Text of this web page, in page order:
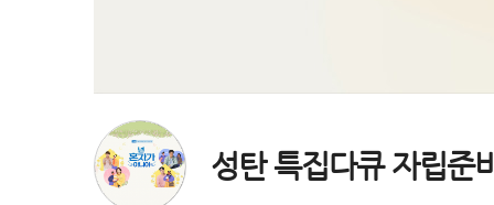
성탄 특집다큐 자립준